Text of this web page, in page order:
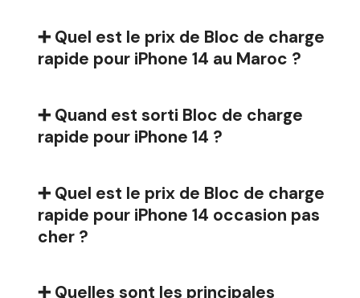
➕ Quel est le prix de Bloc de charge
rapide pour iPhone 14 au Maroc ?
➕ Quand est sorti Bloc de charge
rapide pour iPhone 14 ?
➕ Quel est le prix de Bloc de charge
rapide pour iPhone 14 occasion pas
cher ?
➕ Quelles sont les principales